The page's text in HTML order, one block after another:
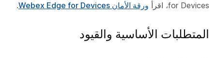
for Devices، اقرأ
ورقة الأمان Webex Edge for Devices .
المتطلبات الأساسية والقيود